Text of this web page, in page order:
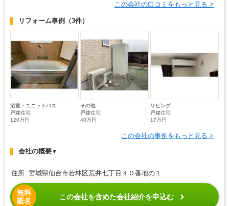
この会社の口コミをもっと見る >
リフォーム事例 （3件）
浴室・ユニットバス
戸建住宅
120万円
その他
戸建住宅
40万円
リビング
戸建住宅
17万円
この会社の事例をもっと見る >
会社の概要▼
住所 宮城県仙台市若林区荒井七丁目４０番地の１
無料
匿名
この会社を含めた会社紹介を申込む